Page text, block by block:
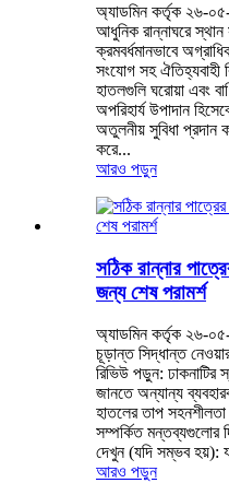
অ্যাডমিন কর্তৃক ২৬-০৫-
আধুনিক রান্নাঘরে স্থান
ক্রমবর্ধমানভাবে
সংযোগ সহ ঐতিহ্যবাহী
হাতলগুলি ঘরোয়া এবং
অপরিহার্য উপাদান
অতুলনীয় সুবিধা
করে...
আরও পড়ুন
সঠিক রান্নার
জন্য শেষ পরামর্শ
অ্যাডমিন কর্তৃক ২৬-
চূড়ান্ত সিদ্ধান্ত
রিভিউ পড়ুন: ঢাকনাটির
জানতে অন্যান্য
হাতলের তাপ
সম্পর্কিত মন্তব্যগুলোর
দেখুন (যদি সম্ভব হয়):
আরও পড়ুন